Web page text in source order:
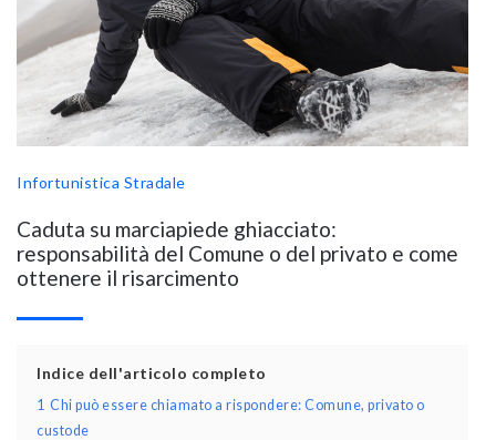
Infortunistica Stradale
Caduta su marciapiede ghiacciato:
responsabilità del Comune o del privato e come
ottenere il risarcimento
Indice dell'articolo completo
1 Chi può essere chiamato a rispondere: Comune, privato o
custode